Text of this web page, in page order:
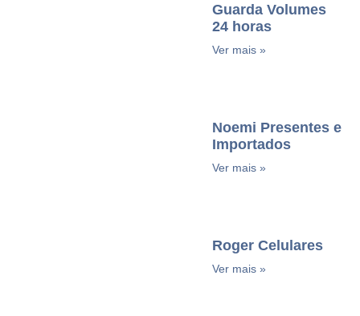
Guarda Volumes
24 horas
Ver mais »
Noemi Presentes e
Importados
Ver mais »
Roger Celulares
Ver mais »